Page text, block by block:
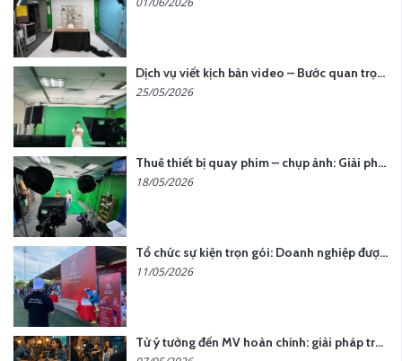
Dịch vụ viết kịch bản video – Bước quan trọng quyết định thành công nội dung
25/05/2026
Thuê thiết bị quay phim – chụp ảnh: Giải pháp tối ưu chi phí cho doanh nghiệp
18/05/2026
Tổ chức sự kiện trọn gói: Doanh nghiệp được gì khi chọn đơn vị chuyên nghiệp?
11/05/2026
Từ ý tưởng đến MV hoàn chỉnh: giải pháp trọn gói tại YCN Media